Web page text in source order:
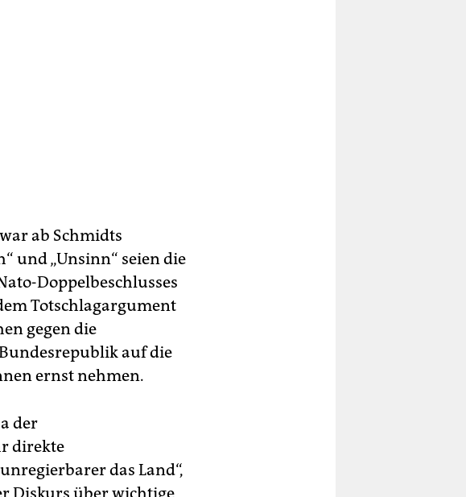
ab Schmidts
und „Unsinn“ seien die
Doppelbeschlusses
Totschlagargument
gegen die
auf die
ernst nehmen.
der
direkte
das Land“,
Diskurs über wichtige